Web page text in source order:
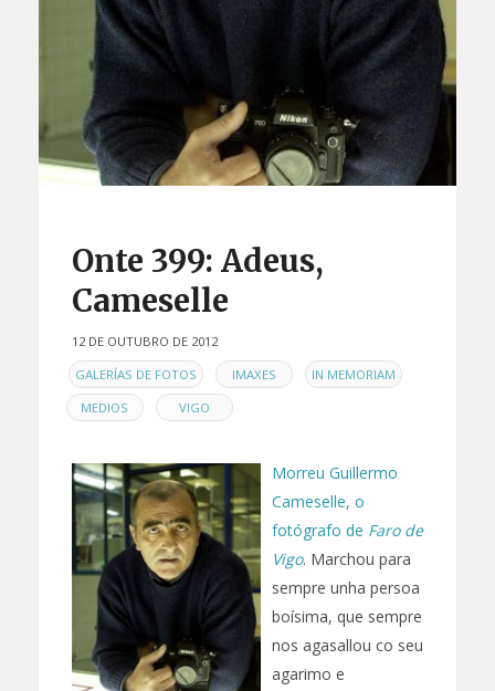
Onte 399: Adeus,
Cameselle
12 DE OUTUBRO DE 2012
ENGALERÍAS DE FOTOS , IMAXES , IN MEMORIAM ,
MEDIOS , VIGO
Morreu Guillermo
Cameselle, o
fotógrafo de Faro de
Vigo. Marchou para
sempre unha persoa
boísima, que sempre
nos agasallou co seu
agarimo e